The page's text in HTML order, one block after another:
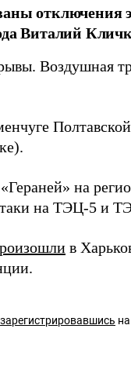
отключения
Виталий
Воздушная
на
на ТЭЦ-5 и
в
зарегистрировавшись